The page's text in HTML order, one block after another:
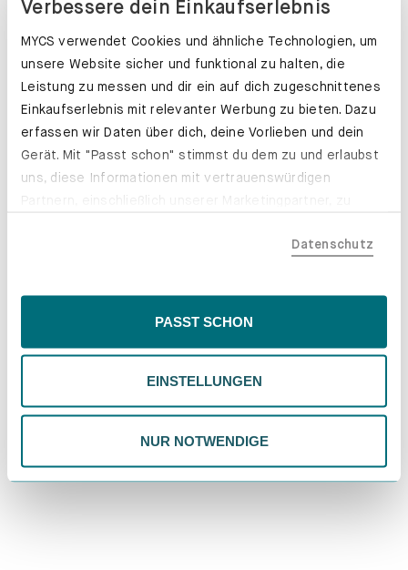
Verbessere dein Einkaufserlebnis
MYCS verwendet Cookies und ähnliche Technologien, um
unsere Website sicher und funktional zu halten, die
Leistung zu messen und dir ein auf dich zugeschnittenes
Einkaufserlebnis mit relevanter Werbung zu bieten. Dazu
erfassen wir Daten über dich, deine Vorlieben und dein
Gerät. Mit "Passt schon" stimmst du dem zu und erlaubst
uns, diese Informationen mit vertrauenswürdigen
der EU, beispielsweise in den USA, verarbeitet werden
Inhalte eingeschränkt sein könnten. Wähle
deiner Präferenzen. Du kannst deine Wahl jederzeit
ändern. Weitere Informationen findest du in unserer
Datenschutzrichtlinie.
Datenschutz
PASST SCHON
EINSTELLUNGEN
NUR NOTWENDIGE
Schubladenkästen. Stabil mit Stil.